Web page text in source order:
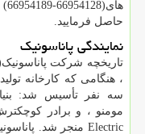
های(66954128-66954189) نمایندگی اچ پی
حاصل فرمایید.
نمایندگی پاناسونیک
تاریخچه شرکت
، هنگامی که کارخانه
سه نفر تأسیس شد:
مومنو ، و برادر
Electric منجر شد.